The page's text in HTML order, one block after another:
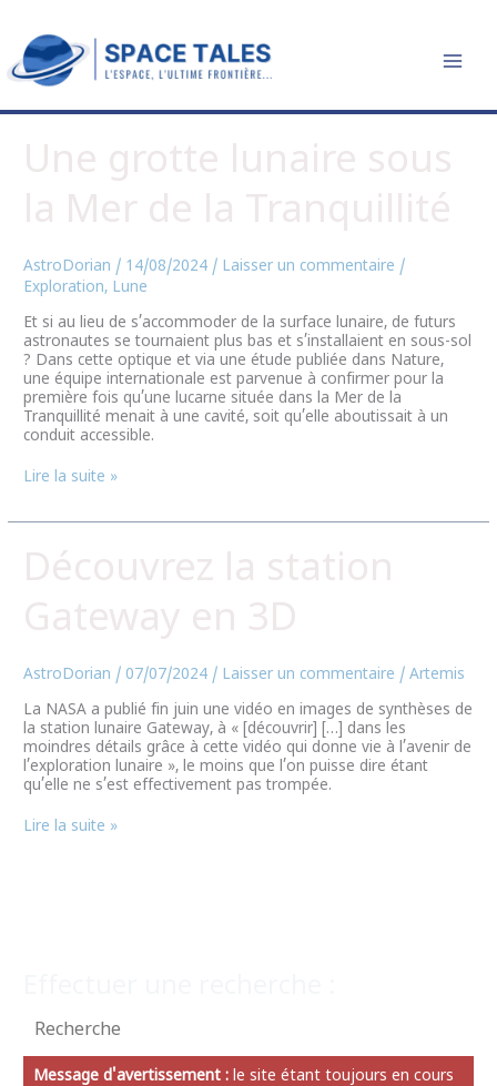
contenu
AstroDorian / 14/08/2024 / Laisser un commentaire /
Exploration, Lune
Et si au lieu de s’accommoder de la surface lunaire, de futurs
astronautes se tournaient plus bas et s’installaient en sous-sol
? Dans cette optique et via une étude publiée dans Nature,
une équipe internationale est parvenue à confirmer pour la
première fois qu’une lucarne située dans la Mer de la
Tranquillité menait à une cavité, soit qu’elle aboutissait à un
conduit accessible.
de
la
Tranquillité
Lire la suite »
AstroDorian / 07/07/2024 / Laisser un commentaire /Artemis
La NASA a publié fin juin une vidéo en images de synthèses de
la station lunaire Gateway, à « [découvrir] […] dans les
moindres détails grâce à cette vidéo qui donne vie à l’avenir de
l’exploration lunaire », le moins que l’on puisse dire étant
qu’elle ne s’est effectivement pas trompée.
Lire la suite »
e
h
r
Message d'avertissement : le site étant toujours en cours